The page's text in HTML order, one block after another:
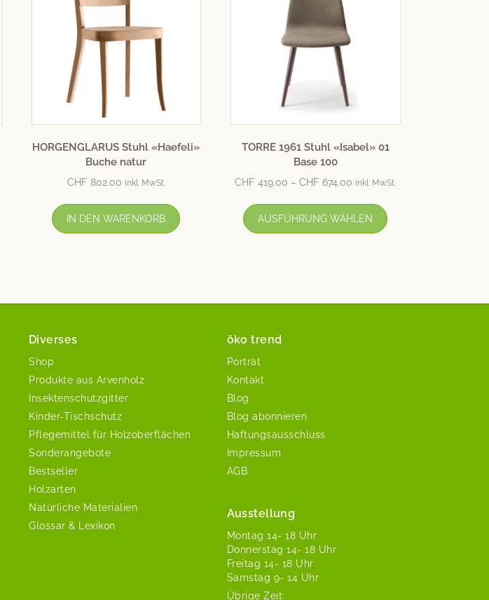
HORGENGLARUS Stuhl «Haefeli»
Buche natur
CHF 802.00 inkl. MwSt.
IN DEN WARENKORB
TORRE 1961 Stuhl «Isabel» 01
Base 100
CHF 419.00 –CHF 674.00 inkl. MwSt.
AUSFÜHRUNG WÄHLEN
Diverses
Shop
Produkte aus Arvenholz
Insektenschutzgitter
Kinder-Tischschutz
Pflegemittel für Holzoberflächen
Sonderangebote
Bestseller
Holzarten
Natürliche Materialien
Glossar & Lexikon
öko trend
Porträt
Kontakt
Blog
Blog abonnieren
Haftungsausschluss
Impressum
AGB
Ausstellung
Mon­tag 14- 18 Uhr
Don­ner­stag 14- 18 Uhr
Fre­itag 14- 18 Uhr
Sam­stag 9- 14 Uhr
Übrige Zeit: